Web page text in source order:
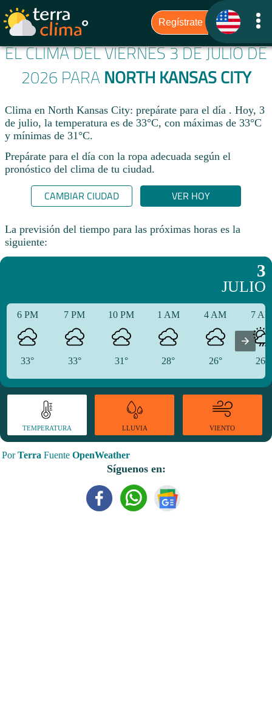
EL CLIMA DEL VIERNES 3 DE JULIO DE
2026 PARA NORTH KANSAS CITY
Clima en North Kansas City: prepárate para el día . Hoy, 3
de julio, la temperatura es de 33°C, con máximas de 33°C
y mínimas de 31°C.
Prepárate para el día con la ropa adecuada según el
pronóstico del clima de tu ciudad.​
CAMBIAR CIUDAD VER HOY
La previsión del tiempo para las próximas horas es la
siguiente:
3
JULIO
6 PM
33°
7 PM
33°
10 PM
31°
1 AM
28°
4 AM
26°
7
26°
TEMPERATURA LLUVIA VIENTO
PorTerra Fuente OpenWeather
Síguenos en: